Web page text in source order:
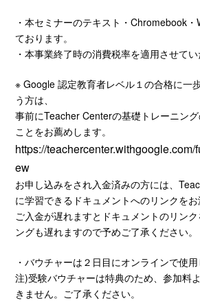
・本セミナーのテキスト・Chromebook
ております。
・本事業終了時の消費税率を適用させてい
※ Google 認定教育者レベル１の合格に一
う方は、
事前にTeacher Centerの基礎トレーニン
ことをお薦めします。
https://
ew
お申し込みをされ入金済みの方には、
に学習できるドキュメントへのリンクをお
ご入金が遅れますとドキュメントのリン
ングも遅れますので予めご了承ください。
・バウチャーは２日目にオンラインで使用
注)受験バウチャーは特典のため、参加料
きません。ご了承ください。